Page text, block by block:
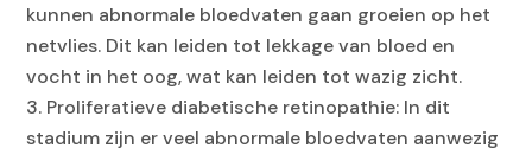
kunnen abnormale bloedvaten gaan groeien op het
netvlies. Dit kan leiden tot lekkage van bloed en
vocht in het oog, wat kan leiden tot wazig zicht.
Proliferatieve diabetische retinopathie: In dit
stadium zijn er veel abnormale bloedvaten aanwezig